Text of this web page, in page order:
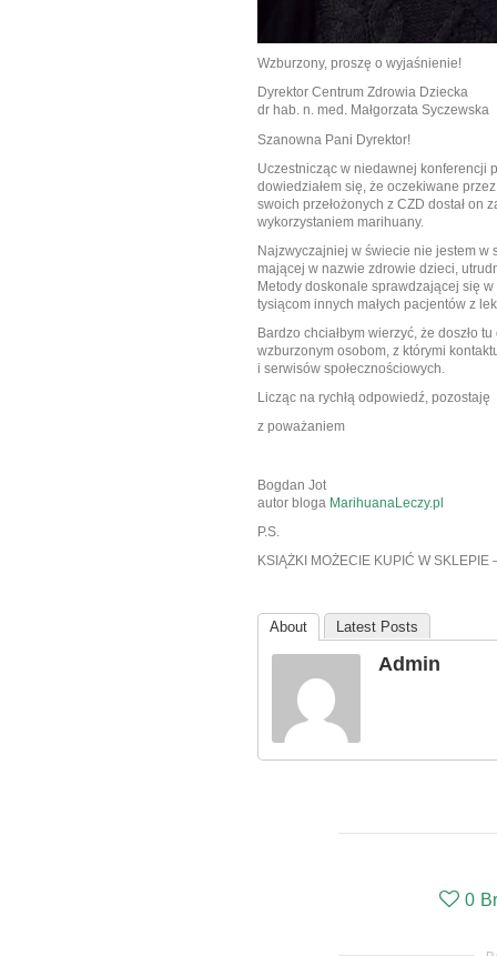
Wzburzony, proszę o wyjaśnienie!
Dyrektor Centrum Zdrowia Dziecka
dr hab. n. med. Małgorzata Syczewska
Szanowna Pani Dyrektor!
Uczestnicząc w niedawnej konferencji
dowiedziałem się, że oczekiwane
swoich przełożonych z CZD dostał
wykorzystaniem marihuany.
Najzwyczajniej w świecie nie jestem w
mającej w nazwie zdrowie dzieci,
Metody doskonale sprawdzającej się
tysiącom innych małych pacjentów z
Bardzo chciałbym wierzyć, że doszło
wzburzonym osobom, z którymi
i serwisów społecznościowych.
Licząc na rychłą odpowiedź, pozostaję
z poważaniem
Bogdan Jot
autor bloga MarihuanaLeczy.pl
P.S.
KSIĄŻKI MOŻECIE KUPIĆ W SKLEPIE
About Latest Posts
Admin
0